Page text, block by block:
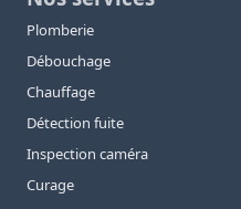
Plomberie
Débouchage
Chauffage
Détection fuite
Inspection caméra
Curage